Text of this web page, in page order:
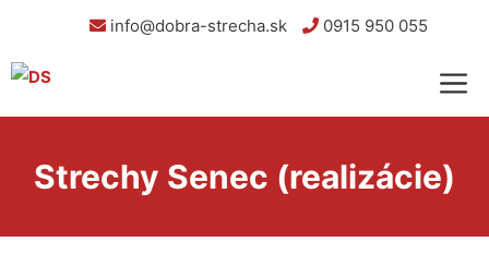
info@dobra-strecha.sk 0915 950 055
Strechy Senec (realizácie)